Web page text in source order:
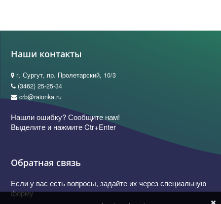
Наши контакты
г. Сургут, пр. Пролетарский, 10/3
(3462) 25-25-34
crb@raionka.ru
Нашли ошибку? Сообщите нам!
Выделите и нажмите Ctr+Enter
Обратная связь
Если у вас есть вопросы, задайте их через специальную
форму